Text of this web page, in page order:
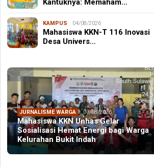
Kantuknya: Memaham…
KAMPUS 04/08/2026
Mahasiswa KKN-T 116 Inovasi
Desa Univers…
JURNALISME WARGA 03/08/2026
Mahasiswa KKN Unhas Gelar
Sosialisasi Hemat Energi bagi Warga
Kelurahan Bukit Indah